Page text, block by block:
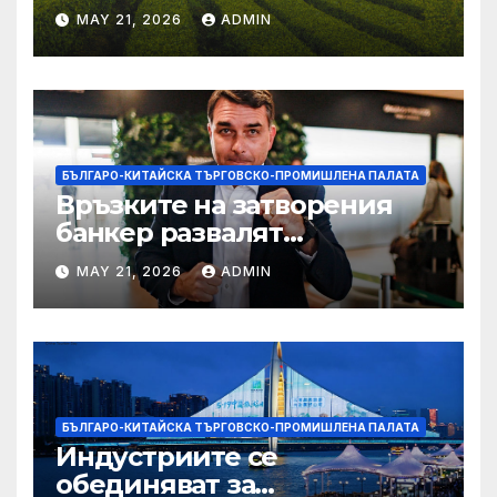
MAY 21, 2026 ADMIN
БЪЛГАРО-КИТАЙСКА ТЪРГОВСКО-ПРОМИШЛЕНА ПАЛАТА
Връзките на затворения
банкер развалят
надеждите на Флавио
Болсонаро за президент на
Бразилия
MAY 21, 2026 ADMIN
БЪЛГАРО-КИТАЙСКА ТЪРГОВСКО-ПРОМИШЛЕНА ПАЛАТА
Индустриите се
обединяват за